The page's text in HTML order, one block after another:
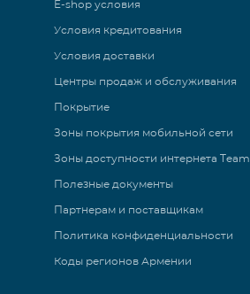
E-shop условия
Условия кредитования
Условия доставки
Центры продаж и обслуживания
Покрытие
Зоны покрытия мобильной сети
Зоны доступности интернета Team
Полезные документы
Партнерам и поставщикам
Политика конфиденциальности
Коды регионов Армении